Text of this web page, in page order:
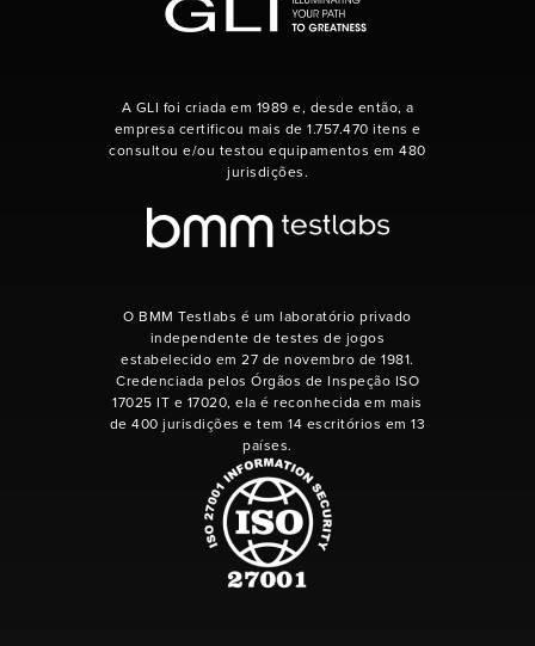
A GLI foi criada em 1989 e, desde então, a
empresa certificou mais de 1.757.470 itens e
consultou e/ou testou equipamentos em 480
jurisdições.
O BMM Testlabs é um laboratório privado
independente de testes de jogos
estabelecido em 27 de novembro de 1981.
Credenciada pelos Órgãos de Inspeção ISO
17025 IT e 17020, ela é reconhecida em mais
de 400 jurisdições e tem 14 escritórios em 13
países.